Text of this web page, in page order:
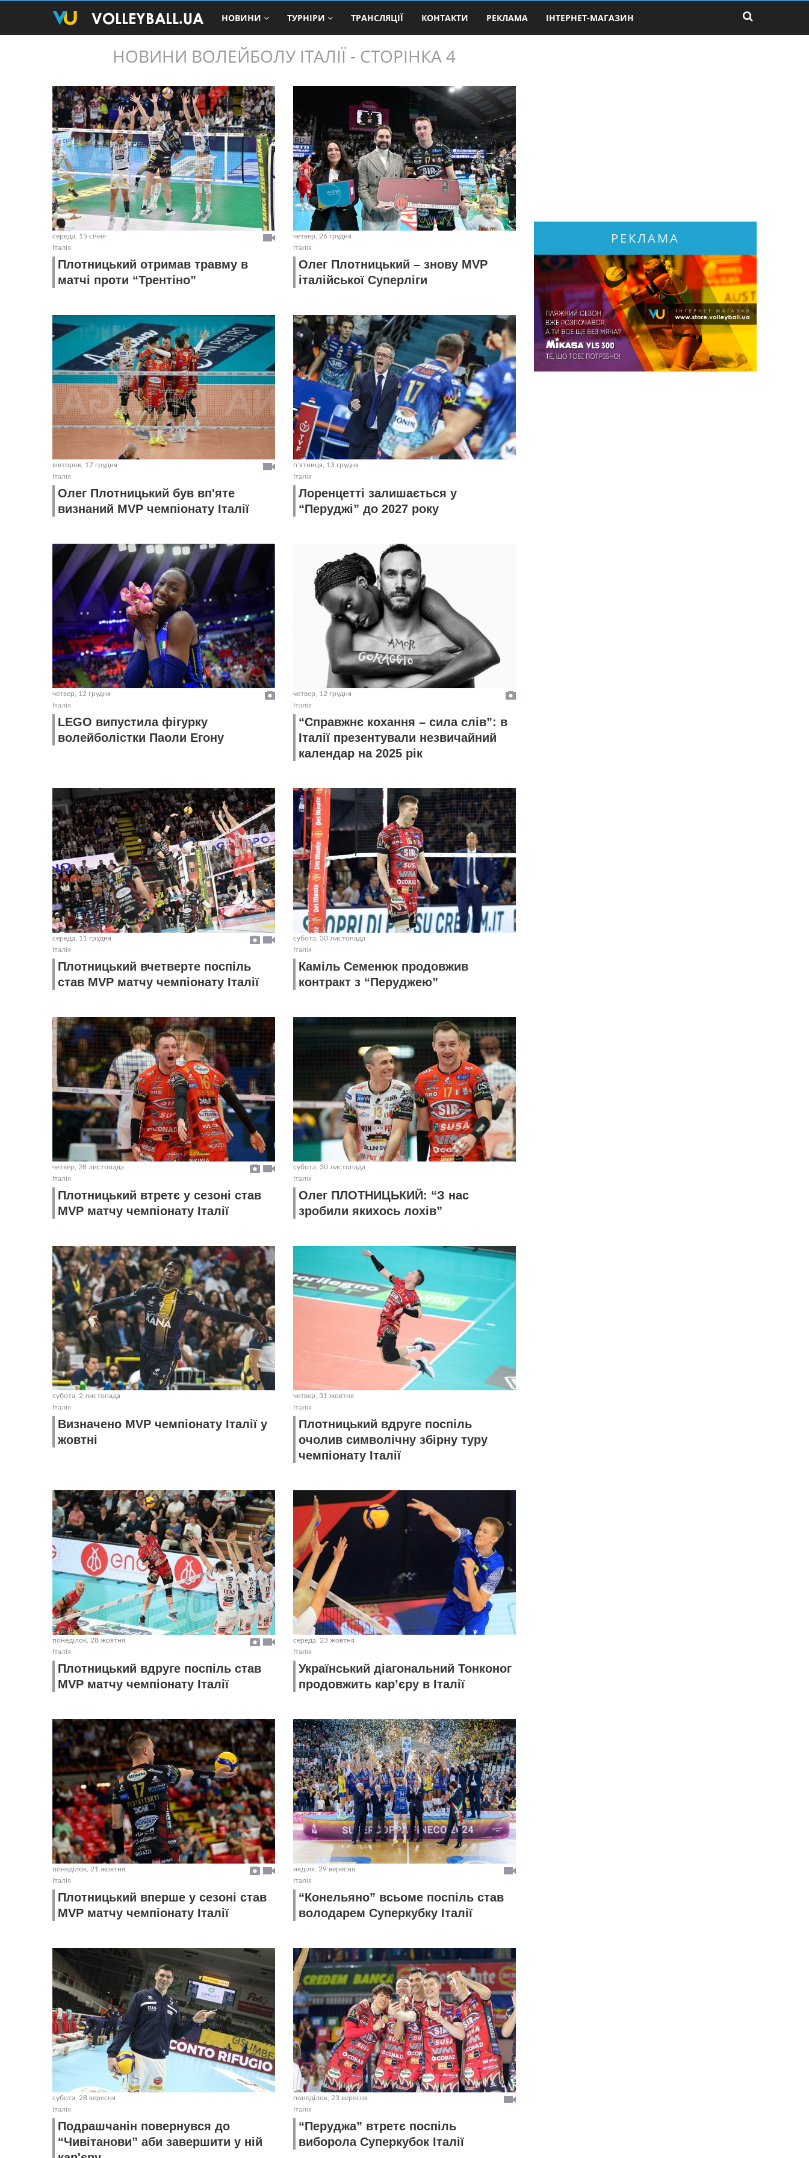
НОВИНИ ТУРНІРИ ТРАНСЛЯЦІЇ КОНТАКТИ РЕКЛАМА ІНТЕРНЕТ-МАГАЗИН
НОВИНИ ВОЛЕЙБОЛУ ІТАЛІЇ - СТОРІНКА 4
середа, 15 січня
Італія
Плотницький отримав травму в
матчі проти “Трентіно”
четвер, 26 грудня
Італія
Олег Плотницький – знову MVP
італійської Суперліги
вівторок, 17 грудня
Італія
Олег Плотницький був вп'яте
визнаний MVP чемпіонату Італії
пʼятниця, 13 грудня
Італія
Лоренцетті залишається у
“Перуджі” до 2027 року
четвер, 12 грудня
Італія
LEGO випустила фігурку
волейболістки Паоли Егону
четвер, 12 грудня
Італія
“Справжнє кохання – сила слів”: в
Італії презентували незвичайний
календар на 2025 рік
середа, 11 грудня
Італія
Плотницький вчетверте поспіль
став MVP матчу чемпіонату Італії
субота, 30 листопада
Італія
Каміль Семенюк продовжив
контракт з “Перуджею”
четвер, 28 листопада
Італія
Плотницький втретє у сезоні став
MVP матчу чемпіонату Італії
субота, 30 листопада
Італія
Олег ПЛОТНИЦЬКИЙ: “З нас
зробили якихось лохів”
субота, 2 листопада
Італія
Визначено MVP чемпіонату Італії у
жовтні
четвер, 31 жовтня
Італія
Плотницький вдруге поспіль
очолив символічну збірну туру
чемпіонату Італії
понеділок, 28 жовтня
Італія
Плотницький вдруге поспіль став
MVP матчу чемпіонату Італії
середа, 23 жовтня
Італія
Український діагональний Тонконог
продовжить кар’єру в Італії
понеділок, 21 жовтня
Італія
Плотницький вперше у сезоні став
MVP матчу чемпіонату Італії
неділя, 29 вересня
Італія
“Конельяно” всьоме поспіль став
володарем Суперкубку Італії
субота, 28 вересня
Італія
Подрашчанін повернувся до
“Чивітанови” аби завершити у ній
понеділок, 23 вересня
Італія
“Перуджа” втретє поспіль
виборола Суперкубок Італії
РЕКЛАМА